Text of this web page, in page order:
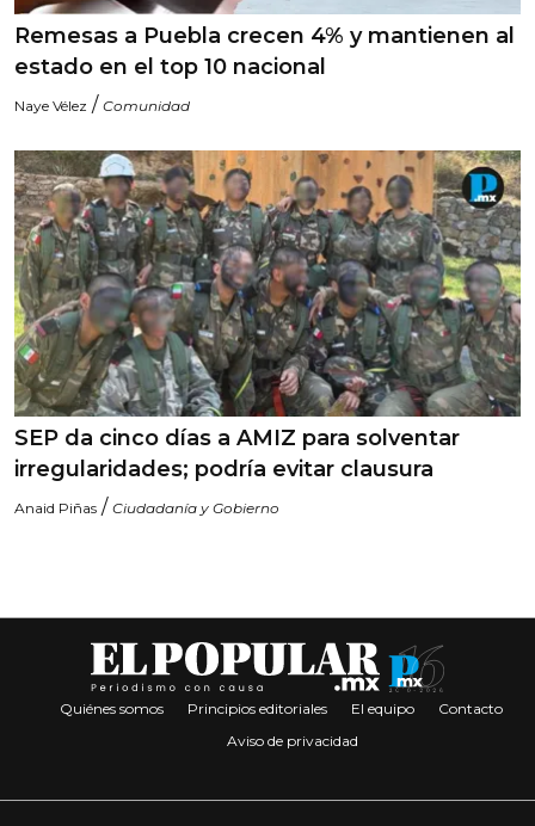
Remesas a Puebla crecen 4% y mantienen al
estado en el top 10 nacional
Naye Vélez / Comunidad
SEP da cinco días a AMIZ para solventar
irregularidades; podría evitar clausura
Anaid Piñas / Ciudadanía y Gobierno
Quiénes somos Principios editoriales El equipo
Contacto
Aviso de privacidad